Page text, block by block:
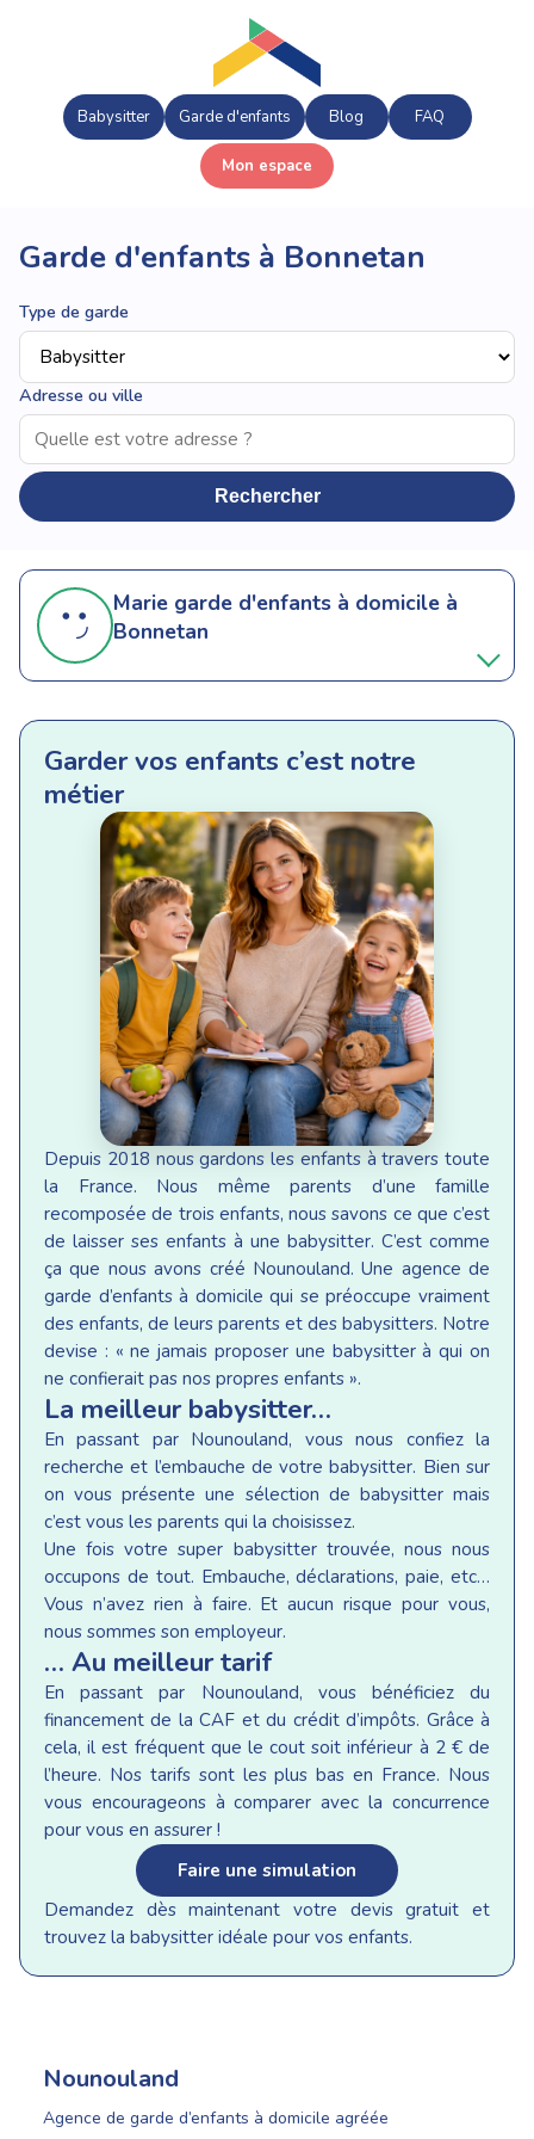
Babysitter Garde d'enfants Blog FAQ
Mon espace
Garde d'enfants à Bonnetan
Type de garde
Adresse ou ville
Rechercher
Marie garde d'enfants à domicile à
Bonnetan
Garder vos enfants c’est notre
métier
Depuis 2018 nous gardons les enfants à travers toute
la France. Nous même parents d’une famille
recomposée de trois enfants, nous savons ce que c’est
de laisser ses enfants à une babysitter. C’est comme
ça que nous avons créé Nounouland. Une agence de
garde d’enfants à domicile qui se préoccupe vraiment
des enfants, de leurs parents et des babysitters. Notre
devise : « ne jamais proposer une babysitter à qui on
ne confierait pas nos propres enfants ».
La meilleur babysitter…
En passant par Nounouland, vous nous confiez la
recherche et l’embauche de votre babysitter. Bien sur
on vous présente une sélection de babysitter mais
c’est vous les parents qui la choisissez.
Une fois votre super babysitter trouvée, nous nous
occupons de tout. Embauche, déclarations, paie, etc…
Vous n’avez rien à faire. Et aucun risque pour vous,
nous sommes son employeur.
… Au meilleur tarif
En passant par Nounouland, vous bénéficiez du
financement de la CAF et du crédit d’impôts. Grâce à
cela, il est fréquent que le cout soit inférieur à 2 € de
l’heure. Nos tarifs sont les plus bas en France. Nous
vous encourageons à comparer avec la concurrence
pour vous en assurer !
Faire une simulation
Demandez dès maintenant votre devis gratuit et
trouvez la babysitter idéale pour vos enfants.
Nounouland
Agence de garde d’enfants à domicile agréée